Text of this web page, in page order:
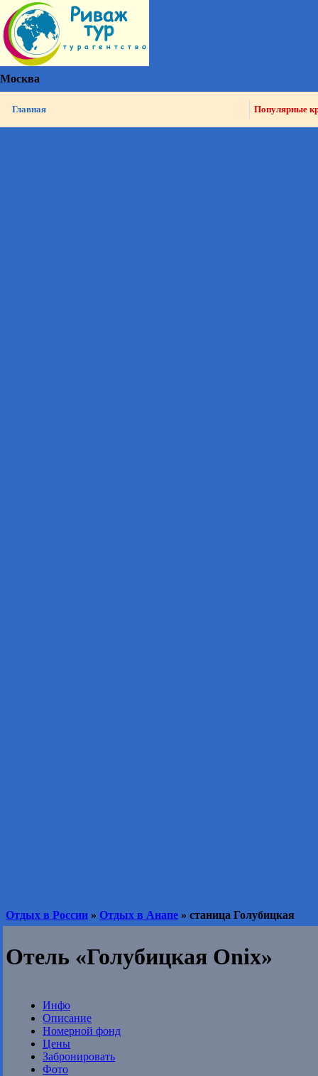
Москва
Главная Популярные
Отдых в России » Отдых в Анапе » станица Голубицкая
Отель «Голубицкая Onix»
Инфо
Описание
Номерной фонд
Цены
Забронировать
Фото